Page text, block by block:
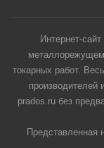
Интернет-
токарных работ.
производителей
prados.ru без
Представленная